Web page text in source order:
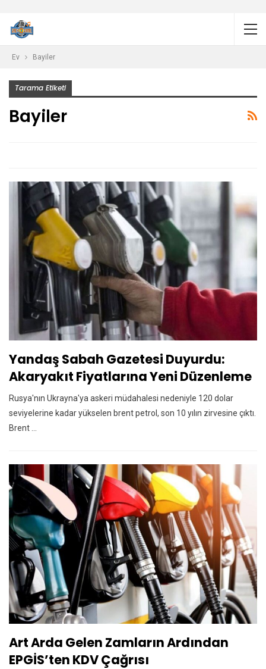
Ev Bayiler
Tarama Etiketi
Bayiler
Yandaş Sabah Gazetesi Duyurdu:
Akaryakıt Fiyatlarına Yeni Düzenleme
Rusya'nın Ukrayna'ya askeri müdahalesi nedeniyle 120 dolar
seviyelerine kadar yükselen brent petrol, son 10 yılın zirvesine çıktı.
Brent ...
Art Arda Gelen Zamların Ardından
EPGİS’ten KDV Çağrısı